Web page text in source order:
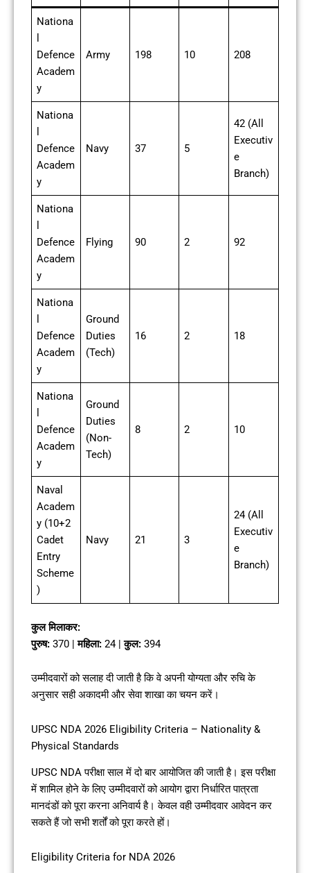
Nationa
Defence
Academ
y
Army 198 10 208
Nationa
Defence
Academ
y
Navy 37 5
42 (All
Executiv
e
Branch)
Nationa
Defence
Academ
y
Flying 90 2 92
Nationa
Defence
Academ
y
Ground
Duties
(Tech)
16 2 18
Nationa
Defence
Academ
y
Ground
Duties
(Non-
Tech)
8 2 10
Naval
Academ
y (10+2
Cadet
Entry
Scheme
)
Navy 21 3
24 (All
Executiv
e
Branch)
कुल मिलाकर:
पुरुष: 370 |महिला: 24 |कुल: 394
उम्मीदवारों को सलाह दी जाती है कि वे अपनी योग्यता और रुचि के
अनुसार सही अकादमी और सेवा शाखा का चयन करें।
UPSC NDA 2026 Eligibility Criteria – Nationality &
Physical Standards
UPSC NDA परीक्षा साल में दो बार आयोजित की जाती है। इस परीक्षा
में शामिल होने के लिए उम्मीदवारों को आयोग द्वारा निर्धारित पात्रता
मानदंडों को पूरा करना अनिवार्य है। केवल वही उम्मीदवार आवेदन कर
सकते हैं जो सभी शर्तों को पूरा करते हों।
Eligibility Criteria for NDA 2026